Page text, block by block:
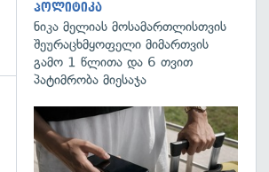
პოლიტიკა
ნიკა მელიას მოსამართლისთვის
შეურაცხმყოფელი მიმართვის
გამო 1 წლითა და 6 თვით
პატიმრობა მიესაჯა